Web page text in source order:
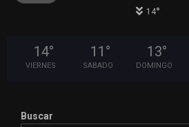
14°
14°
VIERNES
11 °
SABADO
13°
DOMINGO
Buscar